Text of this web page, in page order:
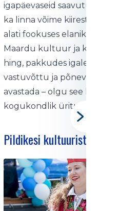
igapäevaseid saavutusi.
ka linna võime kiiresti
alati fookuses elanike heaolu.
Maardu kultuur ja
hing, pakkudes igale
vastuvõttu ja põnevaid
avastada – olgu see
kogukondlik üritus
Pildikesi kultuurist